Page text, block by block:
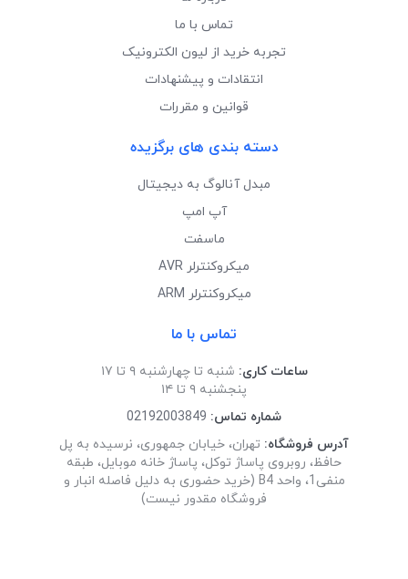
تماس با ما
تجربه خرید از لیون الکترونیک
انتقادات و پیشنهادات
قوانین و مقررات
دسته بندی های برگزیده
مبدل آنالوگ به دیجیتال
آپ امپ
ماسفت
میکروکنترلر AVR
میکروکنترلر ARM
تماس با ما
ساعات کاری: شنبه تا چهارشنبه ۹ تا ۱۷
پنجشنبه ۹ تا ۱۴
شماره تماس: 02192003849
آدرس فروشگاه: تهران، خیابان جمهوری، نرسیده به پل
حافظ، روبروی پاساژ توکل، پاساژ خانه موبایل، طبقه
منفی1، واحد B4 (خرید حضوری به دلیل فاصله انبار و
فروشگاه مقدور نیست)